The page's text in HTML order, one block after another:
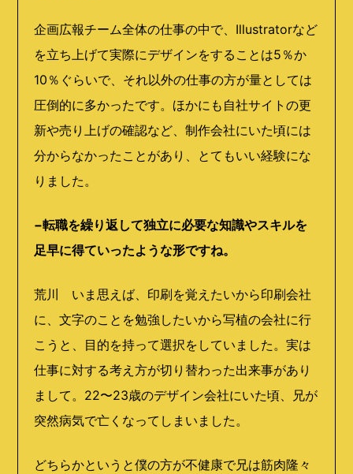
企画広報チーム全体の仕事の中で、Illustratorなど
を立ち上げて実際にデザインをすることは5％か
10％ぐらいで、それ以外の仕事の方が量としては
圧倒的に多かったです。ほかにも自社サイトの更
新や売り上げの確認など、制作会社にいた頃には
分からなかったことがあり、とてもいい経験にな
りました。
−転職を繰り返して独立に必要な知識やスキルを
足早に得ていったような形ですね。
荒川 いま思えば、印刷を覚えたいから印刷会社
に、文字のことを勉強したいから写植の会社に行
こうと、目的を持って選択をしていました。実は
仕事に対する考え方が切り替わった出来事があり
まして。22〜23歳のデザイン会社にいた頃、兄が
突然病気で亡くなってしまいました。
どちらかというと僕の方が不健康で兄は筋肉隆々